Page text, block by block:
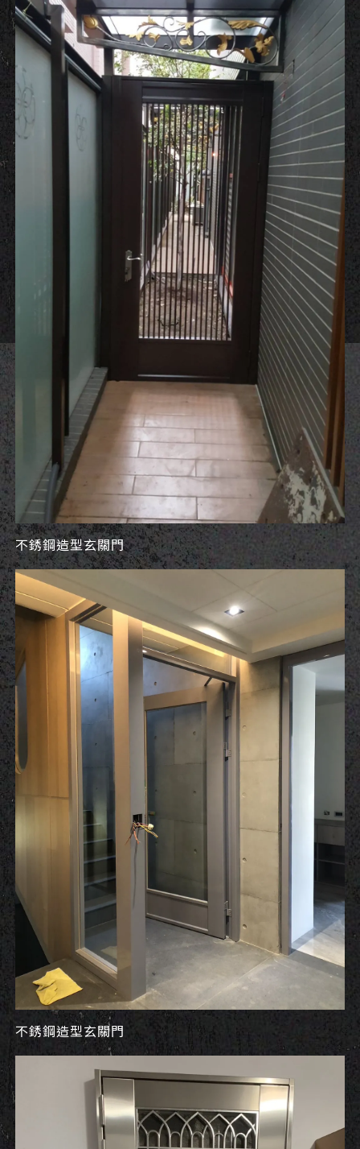
不銹鋼造型玄關門
不銹鋼造型玄關門